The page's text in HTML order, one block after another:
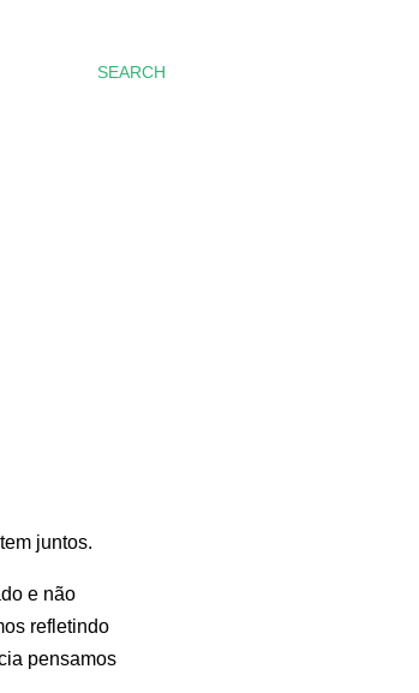
SEARCH
juntos.
e não
refletindo
pensamos